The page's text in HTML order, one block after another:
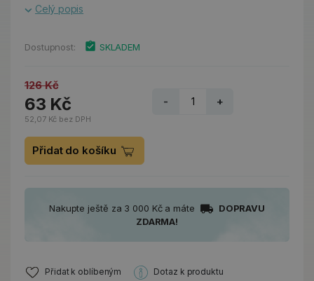
Celý popis
Dostupnost: SKLADEM
126 Kč
63 Kč
52,07 Kč bez DPH
- +
Přidat do košíku
Nakupte ještě za 3 000 Kč a máte
DOPRAVU
ZDARMA!
Přidat k oblíbeným Dotaz k produktu